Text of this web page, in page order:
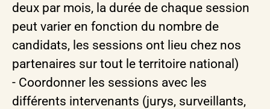
deux par mois, la durée de chaque session
peut varier en fonction du nombre de
candidats, les sessions ont lieu chez nos
partenaires sur tout le territoire national)
- Coordonner les sessions avec les
différents intervenants (jurys, surveillants,